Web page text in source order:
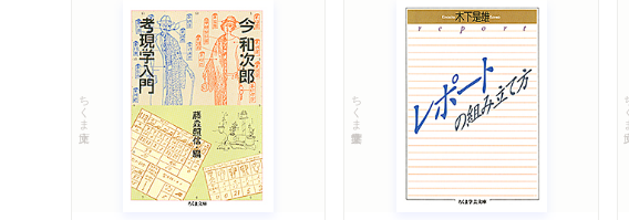
ちくま文庫 ちくま学芸文庫 ち